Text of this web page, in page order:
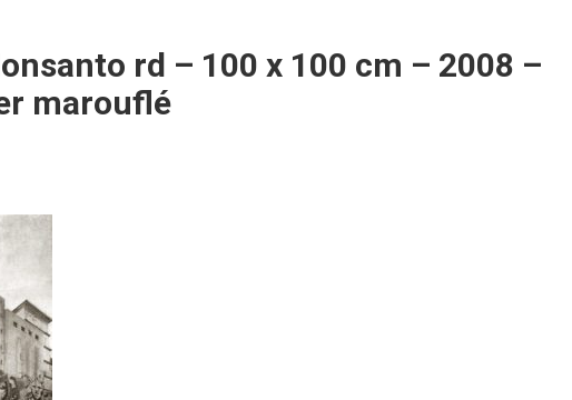
rd – 100 x 100 cm – 2008 –
marouflé